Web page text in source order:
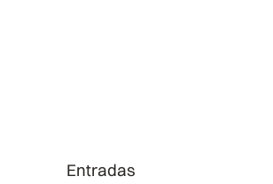
Entradas